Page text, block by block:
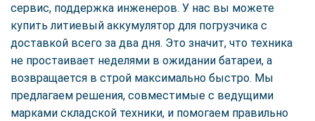
сервис, поддержка инженеров. У нас вы можете
купить литиевый аккумулятор для погрузчика с
доставкой всего за два дня. Это значит, что техника
не простаивает неделями в ожидании батареи, а
возвращается в строй максимально быстро. Мы
предлагаем решения, совместимые с ведущими
марками складской техники, и помогаем правильно